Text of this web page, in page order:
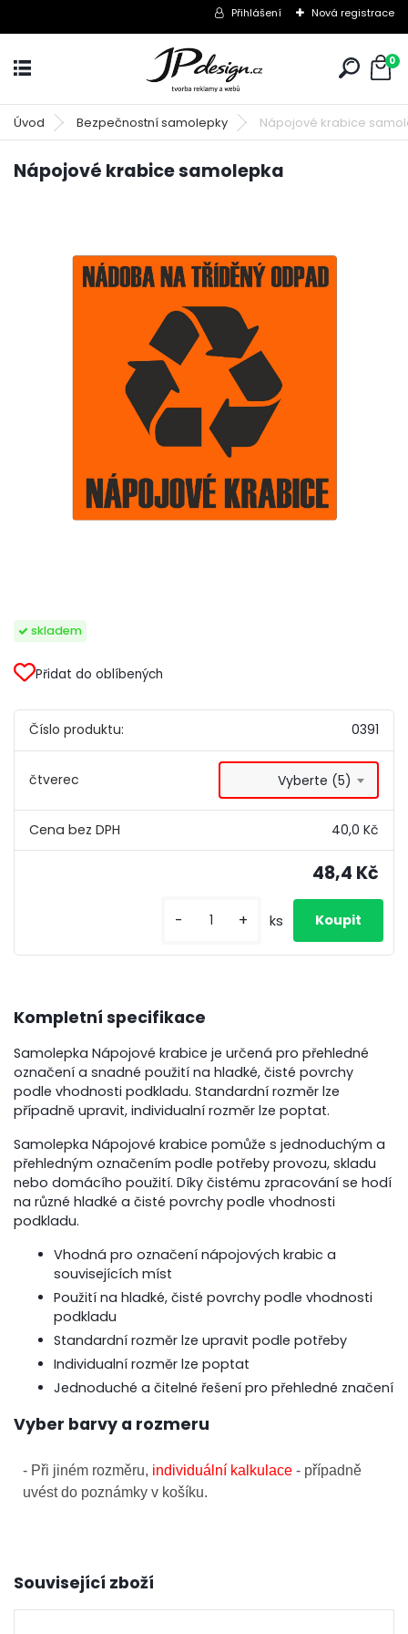
Přihlášení Nová registrace
0
Úvod Bezpečnostní samolepky Nápojové krabice
Nápojové krabice samolepka
skladem
Přidat do oblíbených
Číslo produktu: 0391
čtverec Vyberte (5)
40,0 Kč
48,4 Kč
- + ks
Kompletní specifikace
Samolepka Nápojové krabice je určená pro přehledné
označení a snadné použití na hladké, čisté povrchy
podle vhodnosti podkladu. Standardní rozměr lze
případně upravit, individualní rozměr lze poptat.
Samolepka Nápojové krabice pomůže s jednoduchým a
přehledným označením podle potřeby provozu, skladu
nebo domácího použití. Díky čistému zpracování se hodí
na různé hladké a čisté povrchy podle vhodnosti
podkladu.
Vhodná pro označení nápojových krabic a
souvisejících míst
Použití na hladké, čisté povrchy podle vhodnosti
podkladu
Standardní rozměr lze upravit podle potřeby
Individualní rozměr lze poptat
Jednoduché a čitelné řešení pro přehledné značení
Vyber barvy a rozmeru
- Při jiném rozměru, individuální kalkulace - případně
uvést do poznámky v košíku.
Související zboží